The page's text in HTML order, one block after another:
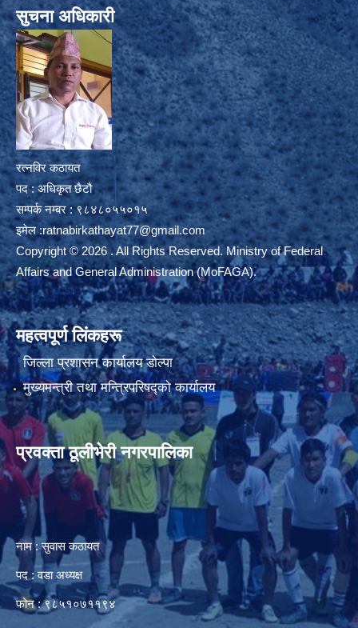
सुचना अधिकारी
रत्नविर कठायत
पद : अधिकृत छैटौ
सम्पर्क नम्बर : ९८४८०५५०१५
इमेल :ratnabirkathayat77@gmail.com
Copyright © 2026 . All Rights Reserved. Ministry of Federal
Affairs and General Administration (MoFAGA).
महत्वपूर्ण लिंकहरू
जिल्ला प्रशासन कार्यालय डाेल्पा
मुख्यमन्त्री तथा मन्त्रिपरिषद्को कार्यालय
प्रवक्ता ठूलीभेरी नगरपालिका
नाम : सुवास कठायत
पद : वडा अध्यक्ष
फोन : ९८५१०७११९४